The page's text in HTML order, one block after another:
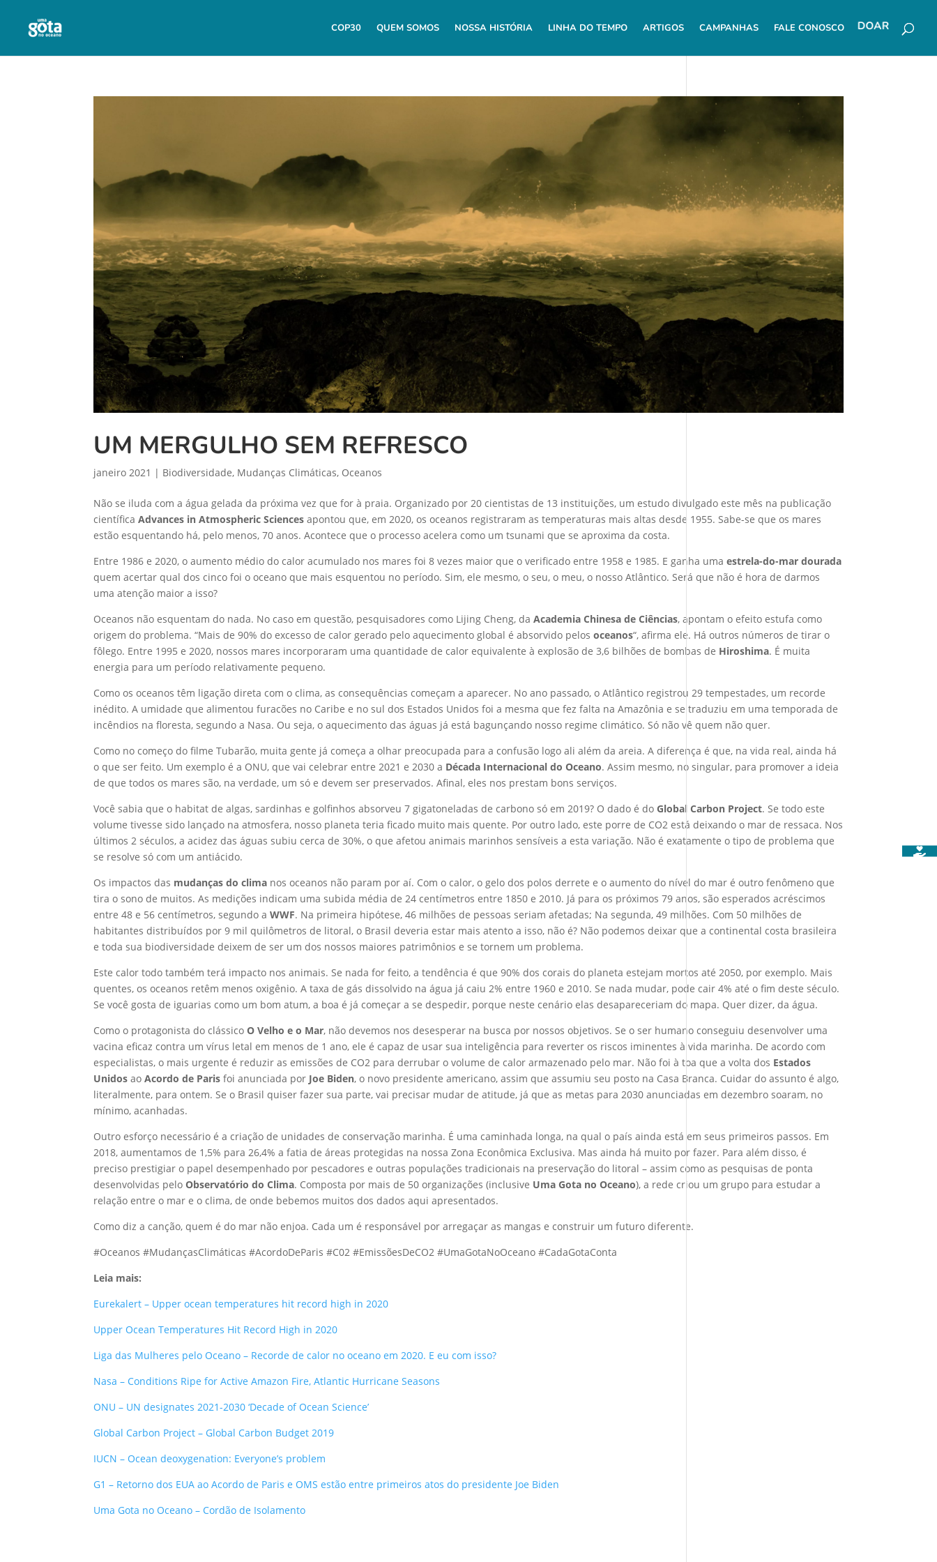
COP30 QUEM SOMOS NOSSA HISTÓRIA LINHA DO TEMPO ARTIGOS CAMPANHAS FALE CONOSCO DOAR
UM MERGULHO SEM REFRESCO
janeiro 2021 | Biodiversidade, Mudanças Climáticas, Oceanos
Não se iluda com a água gelada da próxima vez que for à praia. Organizado por 20 cientistas de 13 instituições, um estudo divulgado este mês na publicação
científicaAdvances in Atmospheric Sciences apontou que, em 2020, os oceanos registraram as temperaturas mais altas desde 1955. Sabe-se que os mares
estão esquentando há, pelo menos, 70 anos. Acontece que o processo acelera como um tsunami que se aproxima da costa.
Entre 1986 e 2020, o aumento médio do calor acumulado nos mares foi 8 vezes maior que o verificado entre 1958 e 1985. E ganha umaestrela-do-mar dourada
quem acertar qual dos cinco foi o oceano que mais esquentou no período. Sim, ele mesmo, o seu, o meu, o nosso Atlântico. Será que não é hora de darmos
uma atenção maior a isso?
Oceanos não esquentam do nada. No caso em questão, pesquisadores como Lijing Cheng, daAcademia Chinesa de Ciências, apontam o efeito estufa como
origem do problema. “Mais de 90% do excesso de calor gerado pelo aquecimento global é absorvido pelosoceanos“, afirma ele. Há outros números de tirar o
fôlego. Entre 1995 e 2020, nossos mares incorporaram uma quantidade de calor equivalente à explosão de 3,6 bilhões de bombas de Hiroshima. É muita
energia para um período relativamente pequeno.
Como os oceanos têm ligação direta com o clima, as consequências começam a aparecer. No ano passado, o Atlântico registrou 29 tempestades, um recorde
inédito. A umidade que alimentou furacões no Caribe e no sul dos Estados Unidos foi a mesma que fez falta na Amazônia e se traduziu em uma temporada de
incêndios na floresta, segundo a Nasa. Ou seja, o aquecimento das águas já está bagunçando nosso regime climático. Só não vê quem não quer.
Como no começo do filme Tubarão, muita gente já começa a olhar preocupada para a confusão logo ali além da areia. A diferença é que, na vida real, ainda há
o que ser feito. Um exemplo é a ONU, que vai celebrar entre 2021 e 2030 a Década Internacional do Oceano. Assim mesmo, no singular, para promover a ideia
de que todos os mares são, na verdade, um só e devem ser preservados. Afinal, eles nos prestam bons serviços.
Você sabia que o habitat de algas, sardinhas e golfinhos absorveu 7 gigatoneladas de carbono só em 2019? O dado é doGlobal Carbon Project. Se todo este
volume tivesse sido lançado na atmosfera, nosso planeta teria ficado muito mais quente. Por outro lado, este porre de CO2 está deixando o mar de ressaca. Nos
últimos 2 séculos, a acidez das águas subiu cerca de 30%, o que afetou animais marinhos sensíveis a esta variação. Não é exatamente o tipo de problema que
se resolve só com um antiácido.
Os impactos das mudanças do clima nos oceanos não param por aí. Com o calor, o gelo dos polos derrete e o aumento do nível do mar é outro fenômeno que
tira o sono de muitos. As medições indicam uma subida média de 24 centímetros entre 1850 e 2010. Já para os próximos 79 anos, são esperados acréscimos
entre 48 e 56 centímetros, segundo aWWF. Na primeira hipótese, 46 milhões de pessoas seriam afetadas; Na segunda, 49 milhões. Com 50 milhões de
habitantes distribuídos por 9 mil quilômetros de litoral, o Brasil deveria estar mais atento a isso, não é? Não podemos deixar que a continental costa brasileira
e toda sua biodiversidade deixem de ser um dos nossos maiores patrimônios e se tornem um problema.
Este calor todo também terá impacto nos animais. Se nada for feito, a tendência é que 90% dos corais do planeta estejam mortos até 2050, por exemplo. Mais
quentes, os oceanos retêm menos oxigênio. A taxa de gás dissolvido na água já caiu 2% entre 1960 e 2010. Se nada mudar, pode cair 4% até o fim deste século.
Se você gosta de iguarias como um bom atum, a boa é já começar a se despedir, porque neste cenário elas desapareceriam do mapa. Quer dizer, da água.
Como o protagonista do clássicoO Velho e o Mar, não devemos nos desesperar na busca por nossos objetivos. Se o ser humano conseguiu desenvolver uma
vacina eficaz contra um vírus letal em menos de 1 ano, ele é capaz de usar sua inteligência para reverter os riscos iminentes à vida marinha. De acordo com
especialistas, o mais urgente é reduzir as emissões de CO2 para derrubar o volume de calor armazenado pelo mar. Não foi à toa que a volta dos Estados
Unidos aoAcordo de Paris foi anunciada por Joe Biden, o novo presidente americano, assim que assumiu seu posto na Casa Branca. Cuidar do assunto é algo,
literalmente, para ontem. Se o Brasil quiser fazer sua parte, vai precisar mudar de atitude, já que as metas para 2030 anunciadas em dezembro soaram, no
mínimo, acanhadas.
Outro esforço necessário é a criação de unidades de conservação marinha. É uma caminhada longa, na qual o país ainda está em seus primeiros passos. Em
2018, aumentamos de 1,5% para 26,4% a fatia de áreas protegidas na nossa Zona Econômica Exclusiva. Mas ainda há muito por fazer. Para além disso, é
preciso prestigiar o papel desempenhado por pescadores e outras populações tradicionais na preservação do litoral – assim como as pesquisas de ponta
desenvolvidas peloObservatório do Clima. Composta por mais de 50 organizações (inclusive Uma Gota no Oceano), a rede criou um grupo para estudar a
relação entre o mar e o clima, de onde bebemos muitos dos dados aqui apresentados.
Como diz a canção, quem é do mar não enjoa. Cada um é responsável por arregaçar as mangas e construir um futuro diferente.
#Oceanos #MudançasClimáticas #AcordoDeParis #C02 #EmissõesDeCO2 #UmaGotaNoOceano #CadaGotaConta
Leia mais:
Eurekalert – Upper ocean temperatures hit record high in 2020
Upper Ocean Temperatures Hit Record High in 2020
Liga das Mulheres pelo Oceano – Recorde de calor no oceano em 2020. E eu com isso?
Nasa – Conditions Ripe for Active Amazon Fire, Atlantic Hurricane Seasons
ONU – UN designates 2021-2030 ‘Decade of Ocean Science’
Global Carbon Project – Global Carbon Budget 2019
IUCN – Ocean deoxygenation: Everyone’s problem
G1 – Retorno dos EUA ao Acordo de Paris e OMS estão entre primeiros atos do presidente Joe Biden
Uma Gota no Oceano – Cordão de Isolamento